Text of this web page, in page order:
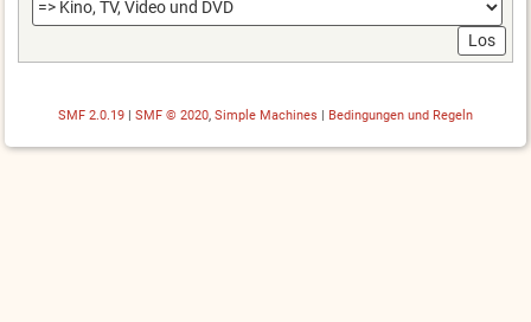
SMF 2.0.19 SMF © 2020, Simple Machines Bedingungen und Regeln